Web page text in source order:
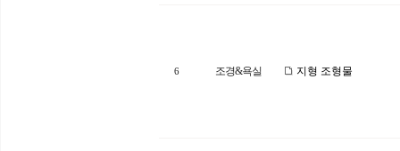
6 조경&욕실 지형 조형물